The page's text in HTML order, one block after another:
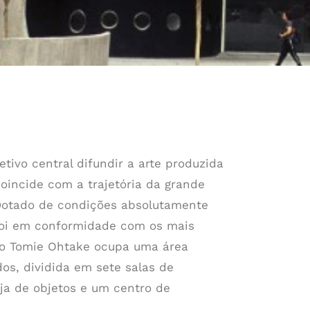
central difundir a arte produzida
com a trajetória da grande
de condições absolutamente
em conformidade com os mais
Ohtake ocupa uma área
dividida em sete salas de
de objetos e um centro de